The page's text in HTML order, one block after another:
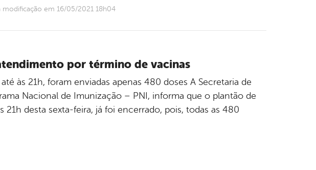
em 16/05/2021 18h04
por término de vacinas
às 21h, foram enviadas apenas 480 doses A Secretaria de
Nacional de Imunização – PNI, informa que o plantão de
desta sexta-feira, já foi encerrado, pois, todas as 480